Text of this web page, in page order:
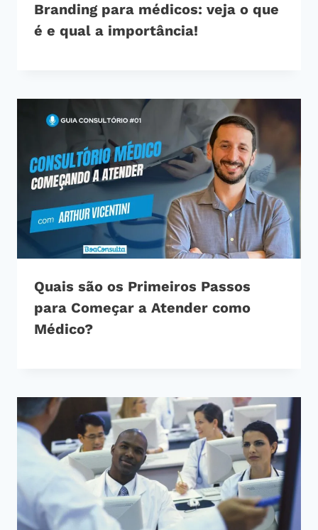
Branding para médicos: veja o que
é e qual a importância!
Quais são os Primeiros Passos
para Começar a Atender como
Médico?